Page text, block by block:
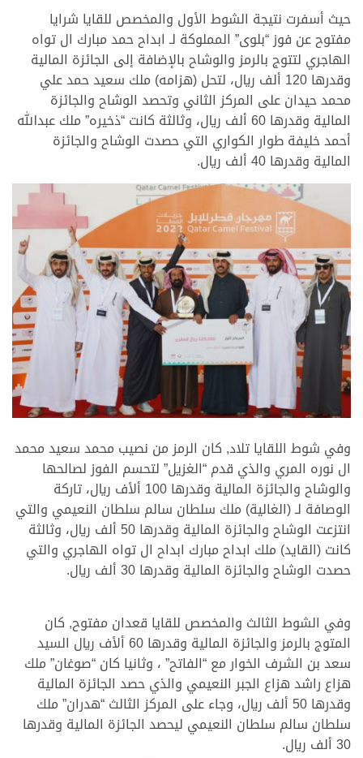
حيث أسفرت نتيجة الشوط الأول والمخصص للقايا شرايا
مفتوح عن فوز “بلوى” المملوكة لـ ابداح حمد مبارك ال تواه
الهاجري لتتوج بالرمز والوشاح بالإضافة إلى الجائزة المالية
وقدرها 120 ألف ريال، لتحل (هزامه) ملك سعيد حمد علي
محمد حيدان على المركز الثاني وتحصد الوشاح والجائزة
المالية وقدرها 60 ألف ريال، وثالثة كانت “ذخيره” ملك عبدالله
أحمد خليفة طوار الكواري التي حصدت الوشاح والجائزة
المالية وقدرها 40 ألف ريال.
وفي شوط اللقايا تلاد, كان الرمز من نصيب محمد سعيد محمد
ال نوره المري والذي قدم “الغزيل” لتحسم الفوز لصالحها
والوشاح والجائزة المالية وقدرها 100 ألأف ريال، تاركة
الوصافة لـ (الغالية) ملك سلطان سالم سلطان النعيمي والتي
انتزعت الوشاح والجائزة المالية وقدرها 50 ألف ريال، وثالثة
كانت (القايد) ملك ابداح مبارك ابداح ال تواه الهاجري والتي
حصدت الوشاح والجائزة المالية وقدرها 30 ألف ريال.
وفي الشوط الثالث والمخصص للقايا قعدان مفتوح, كان
المتوج بالرمز والجائزة المالية وقدرها 60 ألأف ريال السيد
سعد بن الشرف الخوار مع “الفاتح” ، وثانيا كان “صوغان” ملك
هزاع راشد هزاع الجبر النعيمي والذي حصد الجائزة المالية
وقدرها 50 ألف ريال، وجاء على المركز الثالث “هدران” ملك
سلطان سالم سلطان النعيمي ليحصد الجائزة المالية وقدرها
30 ألف ريال.